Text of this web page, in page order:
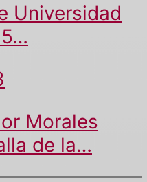
Universidad
Morales
de la…